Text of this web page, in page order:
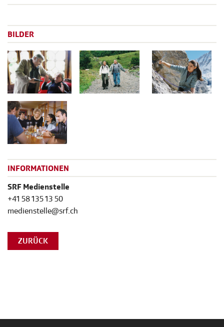
BILDER
INFORMATIONEN
SRF Medienstelle
+41 58 135 13 50
medienstelle@srf.ch
ZURÜCK